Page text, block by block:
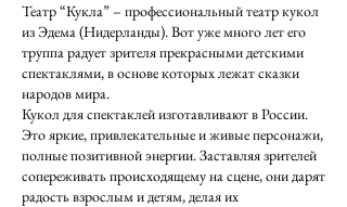
Театр “Кукла” – профессиональный театр кукол
из Эдема (Нидерланды). Вот уже много лет его
труппа радует зрителя прекрасными детскими
спектаклями, в основе которых лежат сказки
народов мира.
Кукол для спектаклей изготавливают в России.
Это яркие, привлекательные и живые персонажи,
полные позитивной энергии. Заставляя зрителей
сопереживать происходящему на сцене, они дарят
радость взрослым и детям, делая их